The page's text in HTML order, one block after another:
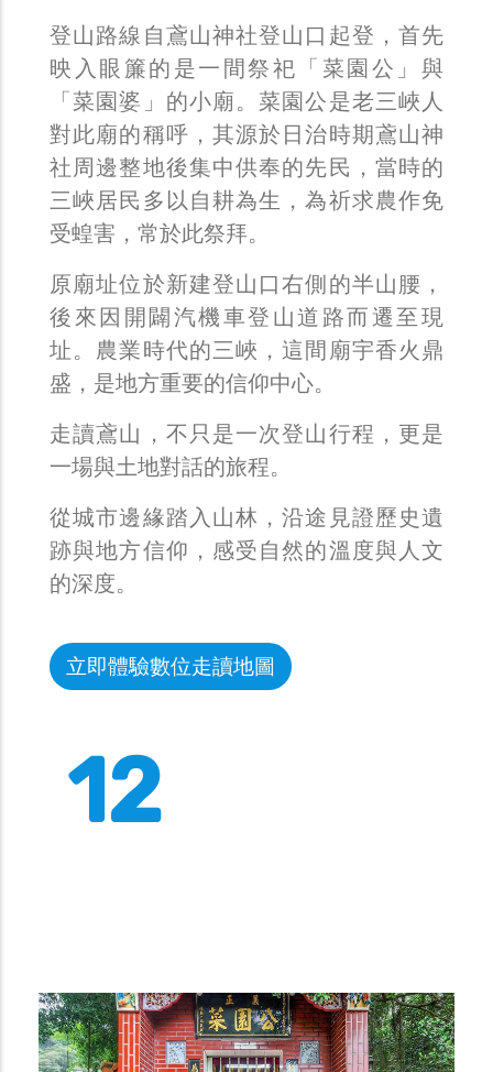
登山路線自鳶山神社登山口起登，首先
映入眼簾的是一間祭祀「菜園公」與
「菜園婆」的小廟。菜園公是老三峽人
對此廟的稱呼，其源於日治時期鳶山神
社周邊整地後集中供奉的先民，當時的
三峽居民多以自耕為生，為祈求農作免
受蝗害，常於此祭拜。
原廟址位於新建登山口右側的半山腰，
後來因開闢汽機車登山道路而遷至現
址。農業時代的三峽，這間廟宇香火鼎
盛，是地方重要的信仰中心。
走讀鳶山，不只是一次登山行程，更是
一場與土地對話的旅程。
從城市邊緣踏入山林，沿途見證歷史遺
跡與地方信仰，感受自然的溫度與人文
的深度。
立即體驗數位走讀地圖
12